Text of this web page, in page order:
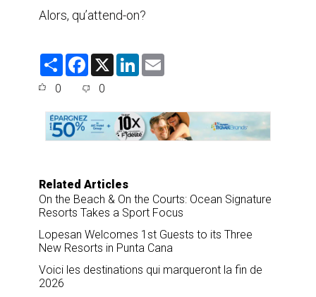
Alors, qu’attend-on?
S
F
e
o
o
k
X
L
d
I
n
0 0
Related Articles
On the Beach & On the Courts: Ocean Signature
Resorts Takes a Sport Focus
Lopesan Welcomes 1st Guests to its Three
New Resorts in Punta Cana
Voici les destinations qui marqueront la fin de
2026